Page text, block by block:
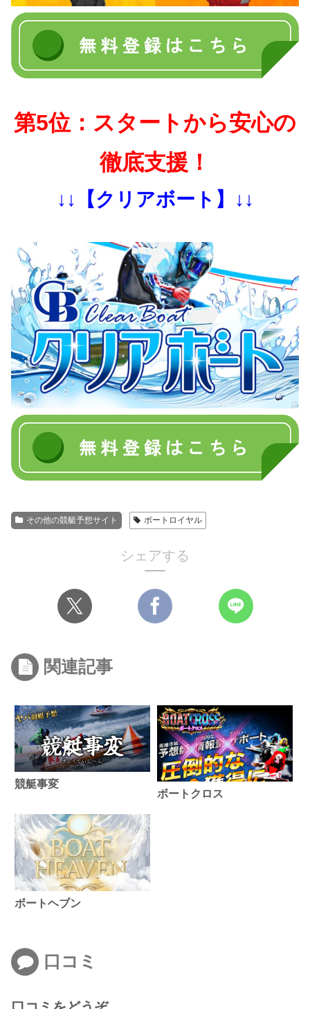
第5位：スタートから安心の
徹底支援！
↓↓【クリアボート】↓↓
その他の競艇予想サイト ボートロイヤル
シェアする
関連記事
競艇事変
ボートクロス
ボートヘブン
口コミ